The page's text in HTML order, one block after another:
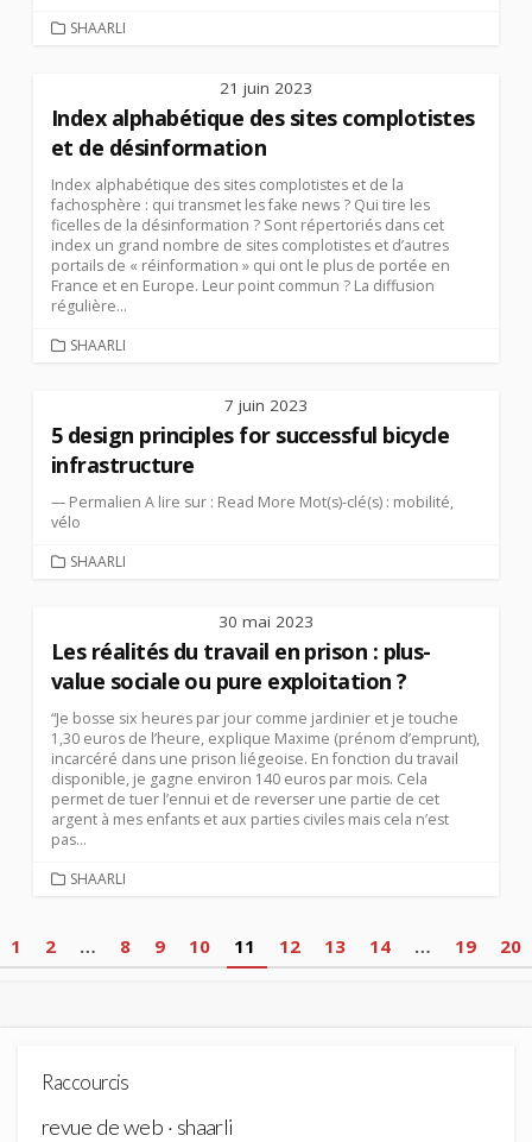
CATEGORIES
SHAARLI
21 juin 2023
Index alphabétique des sites complotistes
et de désinformation
Index alphabétique des sites complotistes et de la
fachosphère : qui transmet les fake news ? Qui tire les
ficelles de la désinformation ? Sont répertoriés dans cet
index un grand nombre de sites complotistes et d’autres
portails de « réinformation » qui ont le plus de portée en
France et en Europe. Leur point commun ? La diffusion
régulière...
CATEGORIES
SHAARLI
7 juin 2023
5 design principles for successful bicycle
infrastructure
— Permalien A lire sur : Read More Mot(s)-clé(s) : mobilité,
vélo
CATEGORIES
SHAARLI
30 mai 2023
Les réalités du travail en prison : plus-
value sociale ou pure exploitation ?
“Je bosse six heures par jour comme jardinier et je touche
1,30 euros de l’heure, explique Maxime (prénom d’emprunt),
incarcéré dans une prison liégeoise. En fonction du travail
disponible, je gagne environ 140 euros par mois. Cela
permet de tuer l’ennui et de reverser une partie de cet
argent à mes enfants et aux parties civiles mais cela n’est
pas...
CATEGORIES
SHAARLI
Pagination
des
1 2 … 8 9 10 11 12 13 14 … 19 20
Raccourcis
revue de web · shaarli